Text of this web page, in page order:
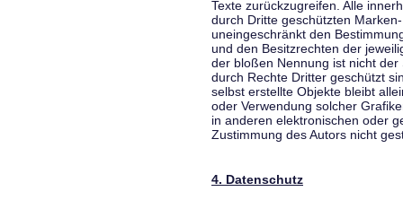
Texte zurückzugreifen. Alle
durch Dritte geschützten
uneingeschränkt den
und den Besitzrechten der
der bloßen Nennung ist nicht
durch Rechte Dritter geschützt
selbst erstellte Objekte bleibt
oder Verwendung solcher
in anderen elektronischen oder
Zustimmung des Autors nicht
4. Datenschutz